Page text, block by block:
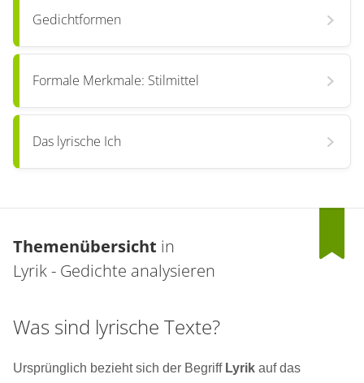
Gedichtformen
Formale Merkmale: Stilmittel
Das lyrische Ich
Themenübersicht in
Lyrik - Gedichte analysieren
Was sind lyrische Texte?
Ursprünglich bezieht sich der Begriff Lyrik auf das